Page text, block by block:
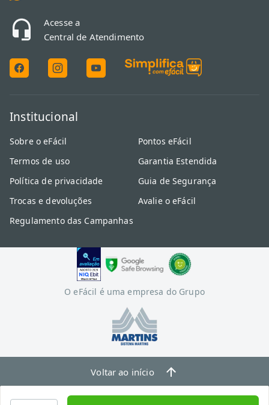
Acesse a
Central de Atendimento
Institucional
Sobre o eFácil
Termos de uso
Política de privacidade
Trocas e devoluções
Regulamento das Campanhas
Pontos eFácil
Garantia Estendida
Guia de Segurança
Avalie o eFácil
O eFácil é uma empresa do Grupo
Voltar ao início